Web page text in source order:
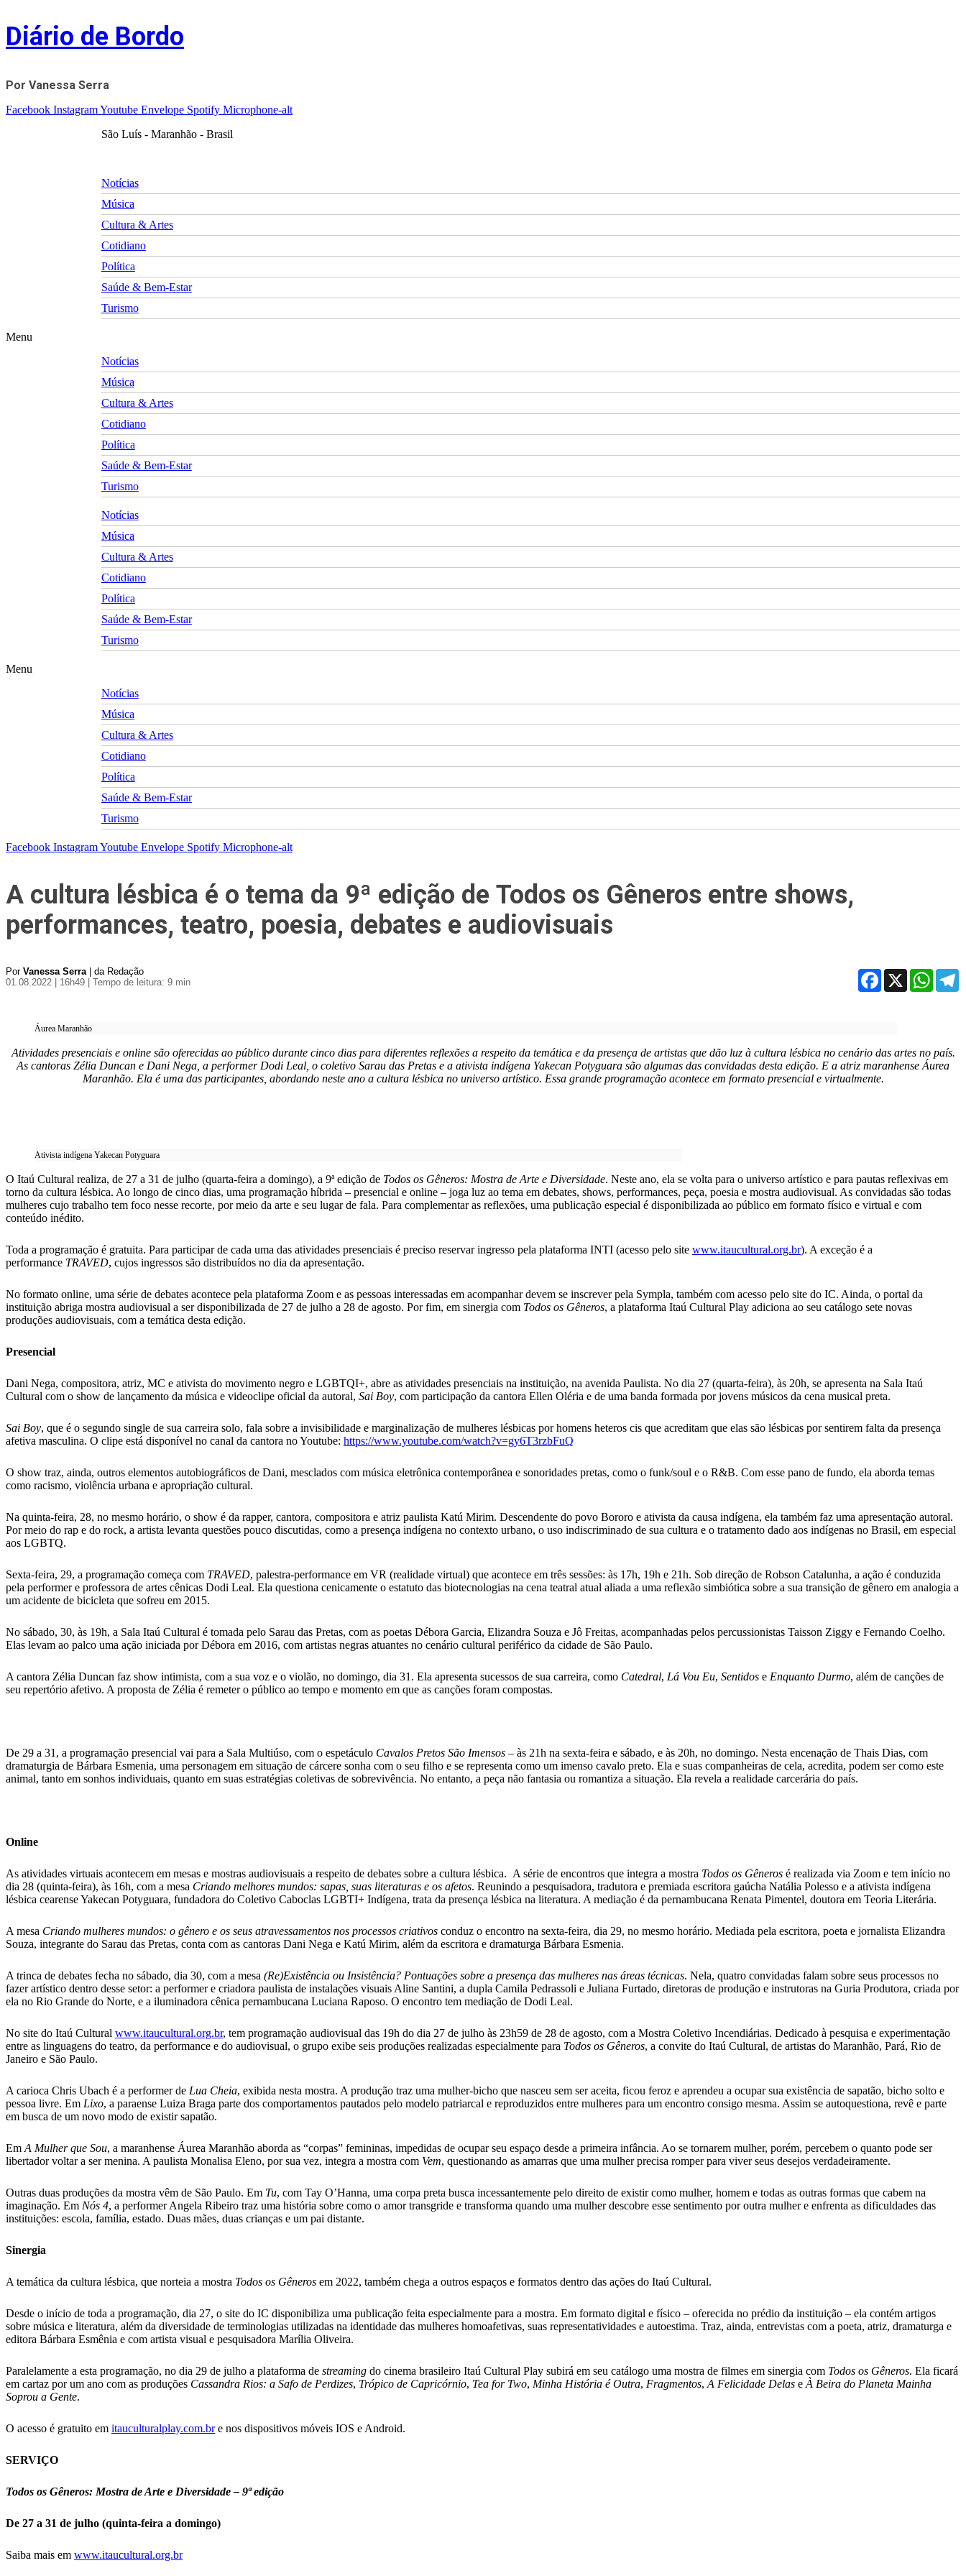
Skip
to
content
Diário de Bordo
Por Vanessa Serra
Facebook InstagramYoutube Envelope Spotify Microphone-alt
São Luís - Maranhão - Brasil
Notícias
Música
Cultura & Artes
Cotidiano
Política
Saúde & Bem-Estar
Turismo
Menu
Notícias
Música
Cultura & Artes
Cotidiano
Política
Saúde & Bem-Estar
Turismo
Notícias
Música
Cultura & Artes
Cotidiano
Política
Saúde & Bem-Estar
Turismo
Menu
Notícias
Música
Cultura & Artes
Cotidiano
Política
Saúde & Bem-Estar
Turismo
Facebook InstagramYoutube Envelope Spotify Microphone-alt
A cultura lésbica é o tema da 9ª edição de Todos os Gêneros entre shows,
performances, teatro, poesia, debates e audiovisuais
Por Vanessa Serra| da Redação
01.08.2022 | 16h49
| Tempo de leitura: 9 min
Facebook
X
Áurea Maranhão
Atividades presenciais e online são oferecidas ao público durante cinco dias para diferentes reflexões a respeito da temática e da presença de artistas que dão luz à cultura lésbica no cenário das artes no país.
As cantoras Zélia Duncan e Dani Nega, a performer Dodi Leal, o coletivo Sarau das Pretas e a ativista indígena Yakecan Potyguara são algumas das convidadas desta edição. E a atriz maranhense Áurea
Maranhão. Ela é uma das participantes, abordando neste ano a cultura lésbica no universo artístico. Essa grande programação acontece em formato presencial e virtualmente.
Ativista indígena Yakecan Potyguara
O Itaú Cultural realiza, de 27 a 31 de julho (quarta-feira a domingo), a 9ª edição de Todos os Gêneros: Mostra de Arte e Diversidade. Neste ano, ela se volta para o universo artístico e para pautas reflexivas em
torno da cultura lésbica. Ao longo de cinco dias, uma programação híbrida – presencial e online – joga luz ao tema em debates, shows, performances, peça, poesia e mostra audiovisual. As convidadas são todas
mulheres cujo trabalho tem foco nesse recorte, por meio da arte e seu lugar de fala. Para complementar as reflexões, uma publicação especial é disponibilizada ao público em formato físico e virtual e com
conteúdo inédito.
Toda a programação é gratuita. Para participar de cada uma das atividades presenciais é preciso reservar ingresso pela plataforma INTI (acesso pelo site www.itaucultural.org.br). A exceção é a
performance TRAVED, cujos ingressos são distribuídos no dia da apresentação.
No formato online, uma série de debates acontece pela plataforma Zoom e as pessoas interessadas em acompanhar devem se inscrever pela Sympla, também com acesso pelo site do IC. Ainda, o portal da
instituição abriga mostra audiovisual a ser disponibilizada de 27 de julho a 28 de agosto. Por fim, em sinergia com Todos os Gêneros, a plataforma Itaú Cultural Play adiciona ao seu catálogo sete novas
produções audiovisuais, com a temática desta edição.
Presencial
Dani Nega, compositora, atriz, MC e ativista do movimento negro e LGBTQI+, abre as atividades presenciais na instituição, na avenida Paulista. No dia 27 (quarta-feira), às 20h, se apresenta na Sala Itaú
Cultural com o show de lançamento da música e videoclipe oficial da autoral, Sai Boy, com participação da cantora Ellen Oléria e de uma banda formada por jovens músicos da cena musical preta.
Sai Boy, que é o segundo single de sua carreira solo, fala sobre a invisibilidade e marginalização de mulheres lésbicas por homens heteros cis que acreditam que elas são lésbicas por sentirem falta da presença
afetiva masculina. O clipe está disponível no canal da cantora no Youtube: https://www.youtube.com/watch?v=gy6T3rzbFuQ
O show traz, ainda, outros elementos autobiográficos de Dani, mesclados com música eletrônica contemporânea e sonoridades pretas, como o funk/soul e o R&B. Com esse pano de fundo, ela aborda temas
como racismo, violência urbana e apropriação cultural.
Na quinta-feira, 28, no mesmo horário, o show é da rapper, cantora, compositora e atriz paulista Katú Mirim. Descendente do povo Bororo e ativista da causa indígena, ela também faz uma apresentação autoral.
Por meio do rap e do rock, a artista levanta questões pouco discutidas, como a presença indígena no contexto urbano, o uso indiscriminado de sua cultura e o tratamento dado aos indígenas no Brasil, em especial
aos LGBTQ.
Sexta-feira, 29, a programação começa com TRAVED, palestra-performance em VR (realidade virtual) que acontece em três sessões: às 17h, 19h e 21h. Sob direção de Robson Catalunha, a ação é conduzida
pela performer e professora de artes cênicas Dodi Leal. Ela questiona cenicamente o estatuto das biotecnologias na cena teatral atual aliada a uma reflexão simbiótica sobre a sua transição de gênero em analogia a
um acidente de bicicleta que sofreu em 2015.
No sábado, 30, às 19h, a Sala Itaú Cultural é tomada pelo Sarau das Pretas, com as poetas Débora Garcia, Elizandra Souza e Jô Freitas, acompanhadas pelos percussionistas Taisson Ziggy e Fernando Coelho.
Elas levam ao palco uma ação iniciada por Débora em 2016, com artistas negras atuantes no cenário cultural periférico da cidade de São Paulo.
A cantora Zélia Duncan faz show intimista, com a sua voz e o violão, no domingo, dia 31. Ela apresenta sucessos de sua carreira, como Catedral, Lá Vou Eu, Sentidos e Enquanto Durmo, além de canções de
seu repertório afetivo. A proposta de Zélia é remeter o público ao tempo e momento em que as canções foram compostas.
De 29 a 31, a programação presencial vai para a Sala Multiúso, com o espetáculo Cavalos Pretos São Imensos – às 21h na sexta-feira e sábado, e às 20h, no domingo. Nesta encenação de Thais Dias, com
dramaturgia de Bárbara Esmenia, uma personagem em situação de cárcere sonha com o seu filho e se representa como um imenso cavalo preto. Ela e suas companheiras de cela, acredita, podem ser como este
animal, tanto em sonhos individuais, quanto em suas estratégias coletivas de sobrevivência. No entanto, a peça não fantasia ou romantiza a situação. Ela revela a realidade carcerária do país.
Online
As atividades virtuais acontecem em mesas e mostras audiovisuais a respeito de debates sobre a cultura lésbica. A série de encontros que integra a mostra Todos os Gêneros é realizada via Zoom e tem início no
dia 28 (quinta-feira), às 16h, com a mesa Criando melhores mundos: sapas, suas literaturas e os afetos. Reunindo a pesquisadora, tradutora e premiada escritora gaúcha Natália Polesso e a ativista indígena
lésbica cearense Yakecan Potyguara, fundadora do Coletivo Caboclas LGBTI+ Indígena, trata da presença lésbica na literatura. A mediação é da pernambucana Renata Pimentel, doutora em Teoria Literária.
A mesa Criando mulheres mundos: o gênero e os seus atravessamentos nos processos criativos conduz o encontro na sexta-feira, dia 29, no mesmo horário. Mediada pela escritora, poeta e jornalista Elizandra
Souza, integrante do Sarau das Pretas, conta com as cantoras Dani Nega e Katú Mirim, além da escritora e dramaturga Bárbara Esmenia.
A trinca de debates fecha no sábado, dia 30, com a mesa (Re)Existência ou Insistência? Pontuações sobre a presença das mulheres nas áreas técnicas. Nela, quatro convidadas falam sobre seus processos no
fazer artístico dentro desse setor: a performer e criadora paulista de instalações visuais Aline Santini, a dupla Camila Pedrassoli e Juliana Furtado, diretoras de produção e instrutoras na Guria Produtora, criada por
ela no Rio Grande do Norte, e a iluminadora cênica pernambucana Luciana Raposo. O encontro tem mediação de Dodi Leal.
No site do Itaú Cultural www.itaucultural.org.br, tem programação audiovisual das 19h do dia 27 de julho às 23h59 de 28 de agosto, com a Mostra Coletivo Incendiárias. Dedicado à pesquisa e experimentação
entre as linguagens do teatro, da performance e do audiovisual, o grupo exibe seis produções realizadas especialmente para Todos os Gêneros, a convite do Itaú Cultural, de artistas do Maranhão, Pará, Rio de
Janeiro e São Paulo.
A carioca Chris Ubach é a performer de Lua Cheia, exibida nesta mostra. A produção traz uma mulher-bicho que nasceu sem ser aceita, ficou feroz e aprendeu a ocupar sua existência de sapatão, bicho solto e
pessoa livre. Em Lixo, a paraense Luiza Braga parte dos comportamentos pautados pelo modelo patriarcal e reproduzidos entre mulheres para um encontro consigo mesma. Assim se autoquestiona, revê e parte
em busca de um novo modo de existir sapatão.
Em A Mulher que Sou, a maranhense Áurea Maranhão aborda as “corpas” femininas, impedidas de ocupar seu espaço desde a primeira infância. Ao se tornarem mulher, porém, percebem o quanto pode ser
libertador voltar a ser menina. A paulista Monalisa Eleno, por sua vez, integra a mostra com Vem, questionando as amarras que uma mulher precisa romper para viver seus desejos verdadeiramente.
Outras duas produções da mostra vêm de São Paulo. Em Tu, com Tay O’Hanna, uma corpa preta busca incessantemente pelo direito de existir como mulher, homem e todas as outras formas que cabem na
imaginação. Em Nós 4, a performer Angela Ribeiro traz uma história sobre como o amor transgride e transforma quando uma mulher descobre esse sentimento por outra mulher e enfrenta as dificuldades das
instituições: escola, família, estado. Duas mães, duas crianças e um pai distante.
Sinergia
A temática da cultura lésbica, que norteia a mostra Todos os Gêneros em 2022, também chega a outros espaços e formatos dentro das ações do Itaú Cultural.
Desde o início de toda a programação, dia 27, o site do IC disponibiliza uma publicação feita especialmente para a mostra. Em formato digital e físico – oferecida no prédio da instituição – ela contém artigos
sobre música e literatura, além da diversidade de terminologias utilizadas na identidade das mulheres homoafetivas, suas representatividades e autoestima. Traz, ainda, entrevistas com a poeta, atriz, dramaturga e
editora Bárbara Esmênia e com artista visual e pesquisadora Marília Oliveira.
Paralelamente a esta programação, no dia 29 de julho a plataforma de streaming do cinema brasileiro Itaú Cultural Play subirá em seu catálogo uma mostra de filmes em sinergia com Todos os Gêneros. Ela ficará
em cartaz por um ano com as produções Cassandra Rios: a Safo de Perdizes, Trópico de Capricórnio, Tea for Two, Minha História é Outra, Fragmentos, A Felicidade Delas e À Beira do Planeta Mainha
Soprou a Gente.
O acesso é gratuito em itauculturalplay.com.bre nos dispositivos móveis IOS e Android.
SERVIÇO
Todos os Gêneros: Mostra de Arte e Diversidade – 9ª edição
De 27 a 31 de julho (quinta-feira a domingo)
Saiba mais em www.itaucultural.org.br